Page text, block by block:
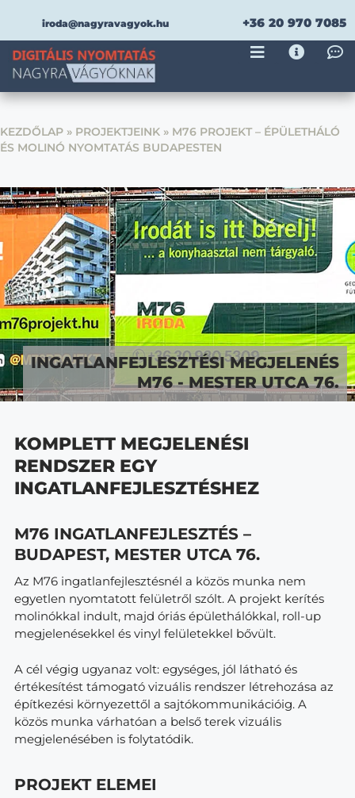
iroda@nagyravagyok.hu +36 20 970 7085
KEZDŐLAP » PROJEKTJEINK » M76 PROJEKT – ÉPÜLETHÁLÓ
ÉS MOLINÓ NYOMTATÁS BUDAPESTEN
INGATLANFEJLESZTÉSI MEGJELENÉS
M76 - MESTER UTCA 76.
KOMPLETT MEGJELENÉSI
RENDSZER EGY
INGATLANFEJLESZTÉSHEZ
M76 INGATLANFEJLESZTÉS –
BUDAPEST, MESTER UTCA 76.
Az M76 ingatlanfejlesztésnél a közös munka nem
egyetlen nyomtatott felületről szólt. A projekt kerítés
molinókkal indult, majd óriás épülethálókkal, roll-up
megjelenésekkel és vinyl felületekkel bővült.
A cél végig ugyanaz volt: egységes, jól látható és
értékesítést támogató vizuális rendszer létrehozása az
építkezési környezettől a sajtókommunikációig. A
közös munka várhatóan a belső terek vizuális
megjelenésében is folytatódik.
PROJEKT ELEMEI